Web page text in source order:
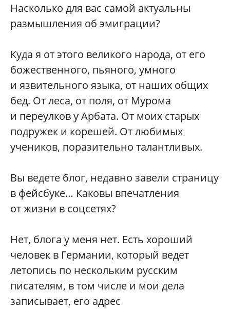
Насколько для вас самой актуальны
размышления об эмиграции?
Куда я от этого великого народа, от его
божественного, пьяного, умного
и язвительного языка, от наших общих
бед. От леса, от поля, от Мурома
и переулков у Арбата. От моих старых
подружек и корешей. От любимых
учеников, поразительно талантливых.
Вы ведете блог, недавно завели страницу
в фейсбуке… Каковы впечатления
от жизни в соцсетях?
Нет, блога у меня нет. Есть хороший
человек в Германии, который ведет
летопись по нескольким русским
писателям, в том числе и мои дела
записывает, его адрес